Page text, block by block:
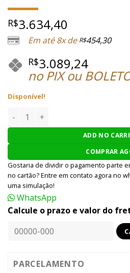
R$3.634,40
Em até 8x de R$454,30
R$3.089,24
no PIX ou
Disponível!
RIFLE AIRSOFT KWA AEG M4 KR9
ADD NO
COMPRAR
Gostaria de dividir o pagamento parte
no cartão? Entre em contato agora no
uma simulação!
WhatsApp
Calcule o prazo e valor do
PARCELAMENTO